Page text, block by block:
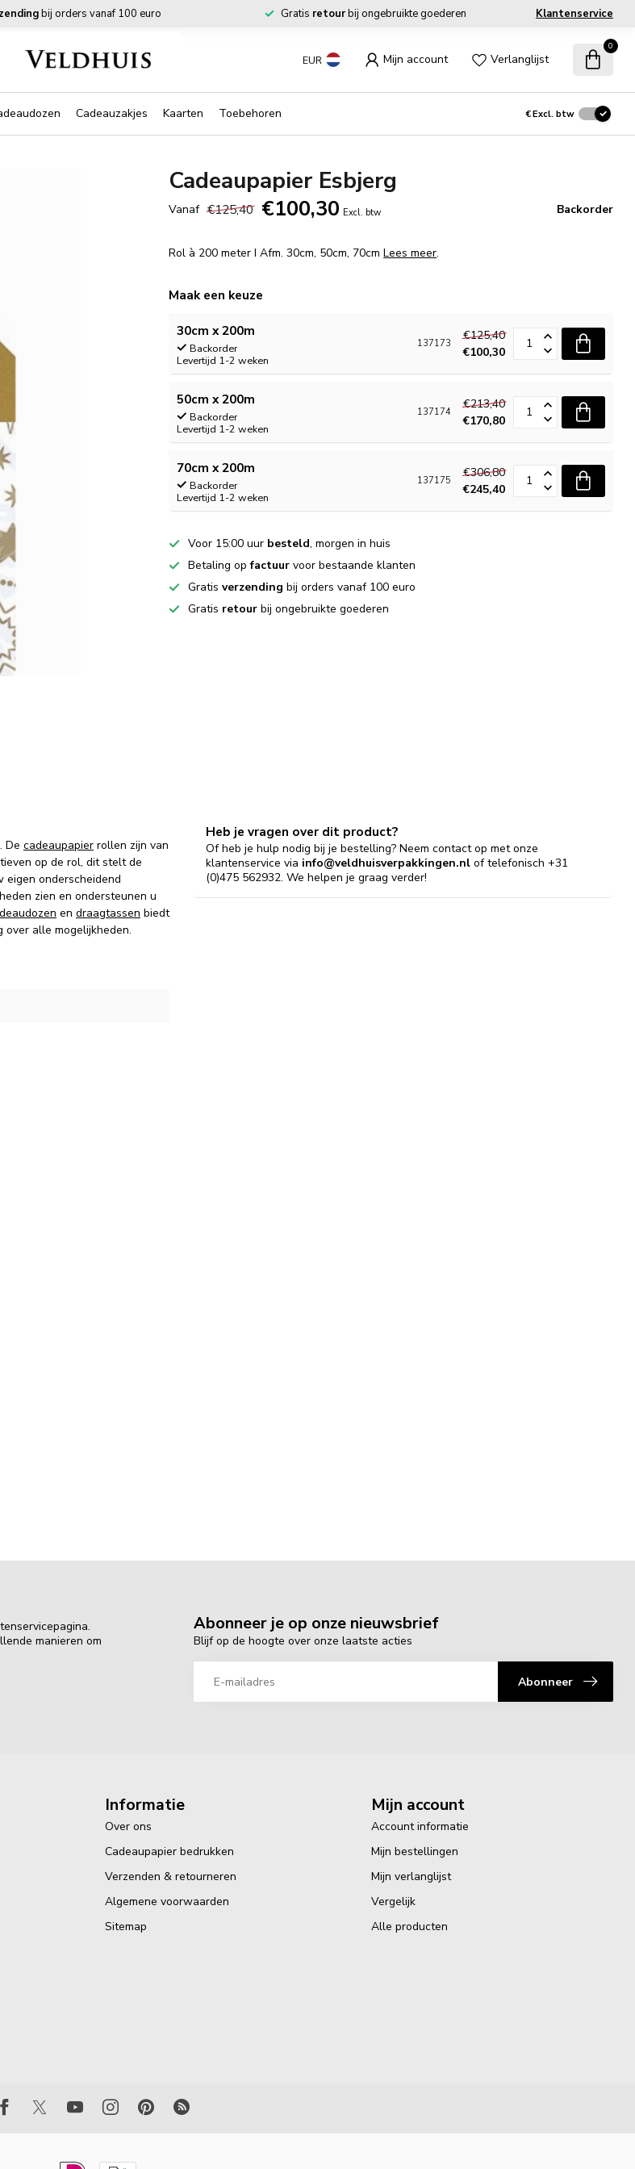
bij orders vanaf 100 euro Gratis retourbij ongebruikte goederen Klantenservice
EUR Mijn account Verlanglijst
0
Cadeauzakjes Kaarten Toebehoren €Excl. btw
Cadeaupapier Esbjerg
Vanaf €125,40 €100,30 Excl. btw Backorder
Rol à 200 meter I Afm. 30cm, 50cm, 70cmLees meer.
Maak een keuze
30cm x 200m
Backorder
Levertijd 1-2 weken
137173
€125,40
€100,30
50cm x 200m
Backorder
Levertijd 1-2 weken
137174
€213,40
€170,80
70cm x 200m
Backorder
Levertijd 1-2 weken
137175
€306,80
€245,40
Voor 15:00 uur besteld, morgen in huis
Betaling opfactuur voor bestaande klanten
Gratisverzending bij orders vanaf 100 euro
Gratis retour bij ongebruikte goederen
De cadeaupapier rollen zijn van
op de rol, dit stelt de
onderscheidend
zien en ondersteunen u
en draagtassen biedt
over alle mogelijkheden.
Heb je vragen over dit product?
Of heb je hulp nodig bij je bestelling? Neem contact op met onze
klantenservice via info@veldhuisverpakkingen.nl of telefonisch +31
(0)475 562932. We helpen je graag verder!
manieren om
Abonneer je op onze nieuwsbrief
Blijf op de hoogte over onze laatste acties
Abonneer
Informatie
Over ons
Cadeaupapier bedrukken
Verzenden & retourneren
Algemene voorwaarden
Sitemap
Mijn account
Account informatie
Mijn bestellingen
Mijn verlanglijst
Vergelijk
Alle producten